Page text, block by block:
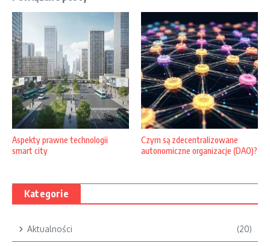
Aspekty prawne technologii
smart city
Czym są zdecentralizowane
autonomiczne organizacje (DAO)?
Kategorie
Aktualności (20)